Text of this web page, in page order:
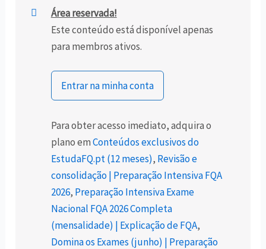
Área reservada!
Este conteúdo está disponível apenas
para membros ativos.
Entrar na minha conta
Para obter acesso imediato, adquira o
plano emConteúdos exclusivos do
EstudaFQ.pt (12 meses), Revisão e
consolidação | Preparação Intensiva FQA
2026, Preparação Intensiva Exame
Nacional FQA 2026 Completa
(mensalidade) | Explicação de FQA,
Domina os Exames (junho) | Preparação